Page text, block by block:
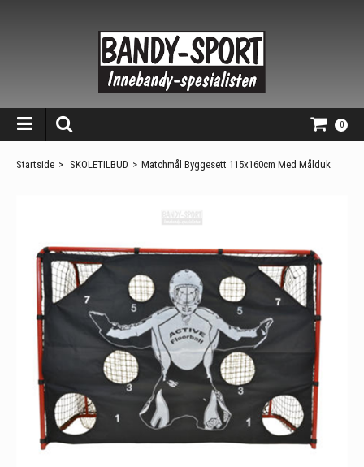
0
Startside > SKOLETILBUD > Matchmål Byggesett 115x160cm Med Målduk